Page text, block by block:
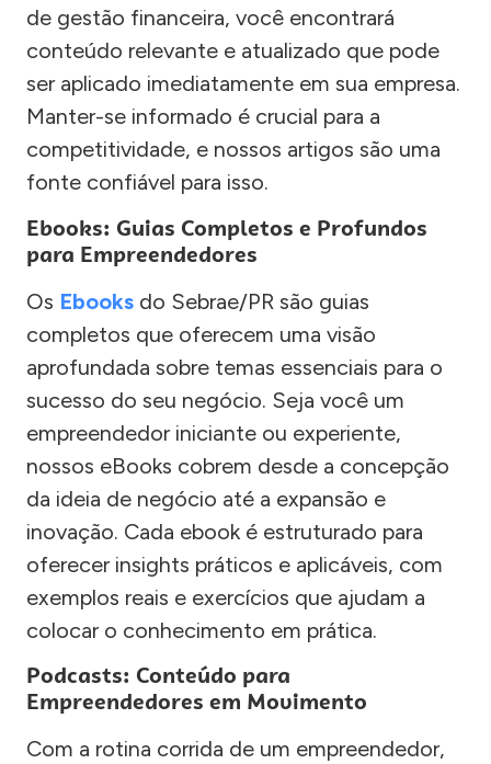
de gestão financeira, você encontrará
conteúdo relevante e atualizado que pode
ser aplicado imediatamente em sua empresa.
Manter-se informado é crucial para a
competitividade, e nossos artigos são uma
fonte confiável para isso.
Ebooks: Guias Completos e Profundos
para Empreendedores
Os Ebooks do Sebrae/PR são guias
completos que oferecem uma visão
aprofundada sobre temas essenciais para o
sucesso do seu negócio. Seja você um
empreendedor iniciante ou experiente,
nossos eBooks cobrem desde a concepção
da ideia de negócio até a expansão e
inovação. Cada ebook é estruturado para
oferecer insights práticos e aplicáveis, com
exemplos reais e exercícios que ajudam a
colocar o conhecimento em prática.
Podcasts: Conteúdo para
Empreendedores em Movimento
Com a rotina corrida de um empreendedor,